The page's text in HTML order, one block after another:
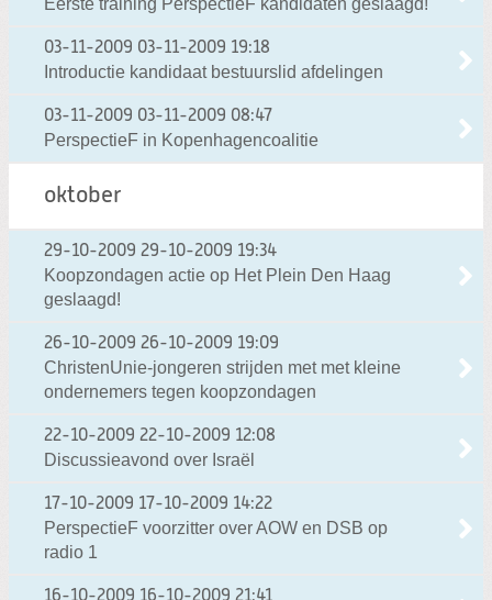
03-11-2009 03-11-2009 19:18
Introductie kandidaat bestuurslid afdelingen
03-11-2009 03-11-2009 08:47
PerspectieF in Kopenhagencoalitie
oktober
29-10-2009 29-10-2009 19:34
Koopzondagen actie op Het Plein Den Haag
geslaagd!
26-10-2009 26-10-2009 19:09
ChristenUnie-jongeren strijden met met kleine
ondernemers tegen koopzondagen
22-10-2009 22-10-2009 12:08
Discussieavond over Israël
17-10-2009 17-10-2009 14:22
PerspectieF voorzitter over AOW en DSB op
radio 1
16-10-2009 16-10-2009 21:41